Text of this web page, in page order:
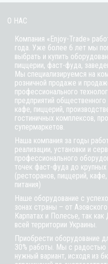
О НАС
Компания «Enjoy-Trade»
года. Уже более 6 лет мы
выбрать и купить
пиццерии, фаст-фуда,
Мы специализируемся на
розничной продаже и
профессионального
предприятий общественного
кафе, пиццерий,
гостиничных комплексов,
супермаркетов.
Наша компания за годы
реализации, установки и
профессионального
точек фаст-фуда до
(ресторанов, пиццерий,
питания)
Наше оборудование с
зонах страны – от
Карпатах и Полесье, так как
всей территории Украины.
Приобрести оборудование
30% работы. Мы с
нужный вариант, исходя из